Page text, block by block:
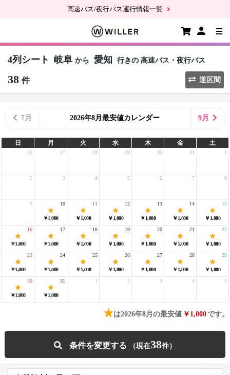
高速バス/夜行バス運行情報一覧
4列シート 岐阜 から 愛知 行きの 高速バス・夜行バス
38 件 逆区間
7月 2026年8月最安値カレンダー 9月
日 月 火 水 木 金 土
26 27 28 29 30 31 1
2 3 4 5 6 7 8
9
￥1,000
10
￥1,000
11
￥1,000
12
￥1,000
13
￥1,000
14
￥1,000
15
￥1,000
16
￥1,000
17
￥1,000
18
￥1,000
19
￥1,000
20
￥1,000
21
￥1,000
22
￥1,000
23
￥1,000
24
￥1,000
25
￥1,000
26
￥1,000
27
￥1,000
28
￥1,000
29
￥1,000
30
￥1,000
31 1 2 3 4 5
★は2026年8月の最安値 ￥1,000です。
条件を変更する 38